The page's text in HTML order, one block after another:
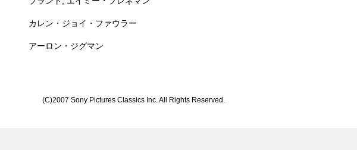
カレン・ジョイ・ファウラー
アーロン・ジグマン
(C)2007 Sony Pictures Classics Inc. All Rights Reserved.